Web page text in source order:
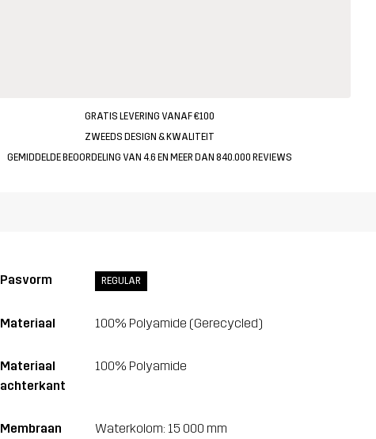
GRATIS LEVERING VANAF €100
ZWEEDS DESIGN & KWALITEIT
GEMIDDELDE BEOORDELING VAN 4.6 EN MEER DAN 840.000 REVIEWS
Pasvorm REGULAR
Materiaal 100% Polyamide (Gerecycled)
Materiaal
achterkant
100% Polyamide
Membraan
Waterkolom: 15 000 mm